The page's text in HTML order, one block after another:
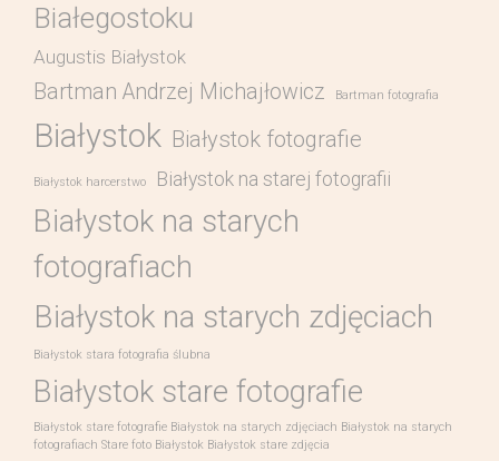
Białegostoku
Augustis Białystok
Bartman Andrzej Michajłowicz Bartman fotografia
Białystok Białystok fotografie
Białystok harcerstwo Białystok na starej fotografii
Białystok na starych
fotografiach
Białystok na starych zdjęciach
Białystok stara fotografia ślubna
Białystok stare fotografie
Białystok stare fotografie Białystok na starych zdjęciach Białystok na starych
fotografiach Stare foto Białystok Białystok stare zdjęcia